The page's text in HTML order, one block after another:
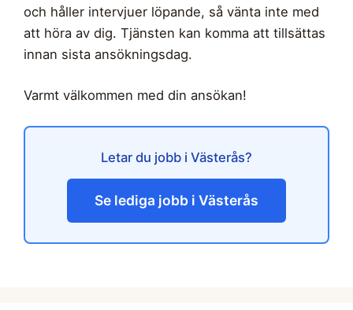
och håller intervjuer löpande, så vänta inte med
att höra av dig. Tjänsten kan komma att tillsättas
innan sista ansökningsdag.
Varmt välkommen med din ansökan!
Letar du jobb i Västerås?
Se lediga jobb i Västerås